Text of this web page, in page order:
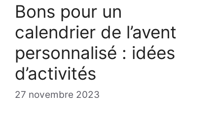
Bons pour un
calendrier de l’avent
personnalisé : idées
d’activités
27 novembre 2023